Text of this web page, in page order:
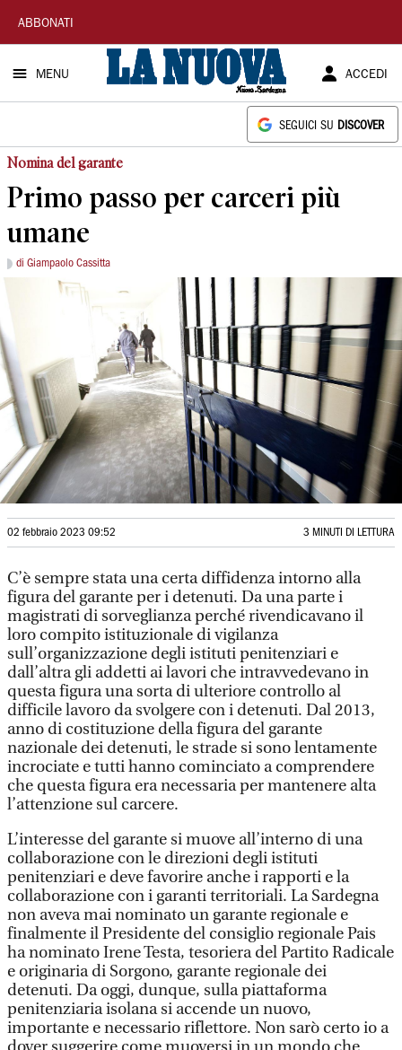
La
Nuova
Sardegna
ABBONATI
MENU ACCEDI
SEGUICI SU DISCOVER
Nomina del garante
Primo passo per carceri più
umane
di Giampaolo Cassitta
02 febbraio 2023 09:52 3 MINUTI DI LETTURA
C’è sempre stata una certa diffidenza intorno alla
figura del garante per i detenuti. Da una parte i
magistrati di sorveglianza perché rivendicavano il
loro compito istituzionale di vigilanza
sull’organizzazione degli istituti penitenziari e
dall’altra gli addetti ai lavori che intravvedevano in
questa figura una sorta di ulteriore controllo al
difficile lavoro da svolgere con i detenuti. Dal 2013,
anno di costituzione della figura del garante
nazionale dei detenuti, le strade si sono lentamente
incrociate e tutti hanno cominciato a comprendere
che questa figura era necessaria per mantenere alta
l’attenzione sul carcere.
L’interesse del garante si muove all’interno di una
collaborazione con le direzioni degli istituti
penitenziari e deve favorire anche i rapporti e la
collaborazione con i garanti territoriali. La Sardegna
non aveva mai nominato un garante regionale e
finalmente il Presidente del consiglio regionale Pais
ha nominato Irene Testa, tesoriera del Partito Radicale
e originaria di Sorgono, garante regionale dei
detenuti. Da oggi, dunque, sulla piattaforma
penitenziaria isolana si accende un nuovo,
importante e necessario riflettore. Non sarò certo io a